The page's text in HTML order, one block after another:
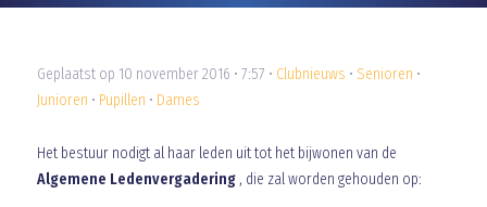
Geplaatst op 10 november 2016 • 7:57 • Clubnieuws • Senioren •
Junioren • Pupillen • Dames
Het bestuur nodigt al haar leden uit tot het bijwonen van de
Algemene Ledenvergadering, die zal worden gehouden op: